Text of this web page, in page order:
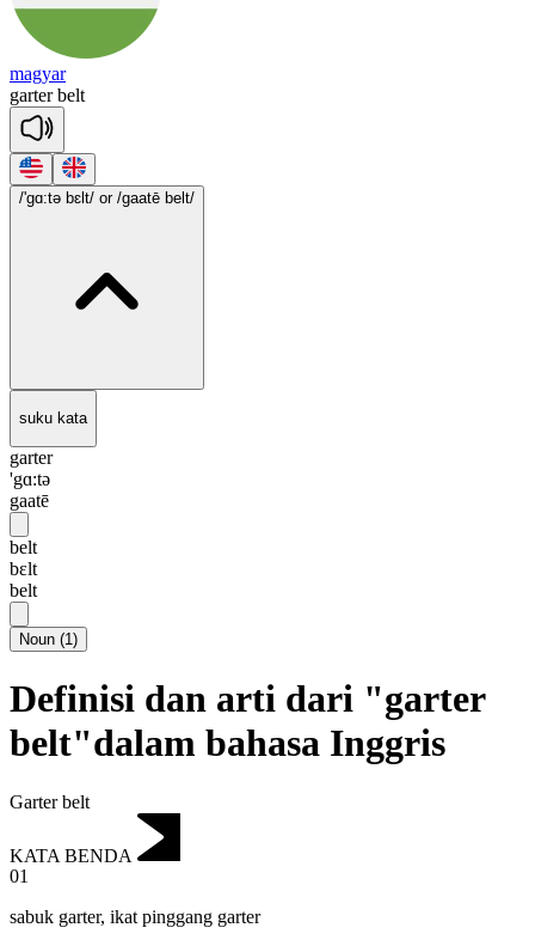
magyar
garter belt
/'gɑ:tə bɛlt/ or /gaatē belt/
suku kata
garter
'gɑ:tə
gaatē
belt
bɛlt
belt
Noun (1)
Definisi dan arti dari "garter
belt"dalam bahasa Inggris
Garter belt
KATA BENDA
01
sabuk garter, ikat pinggang garter